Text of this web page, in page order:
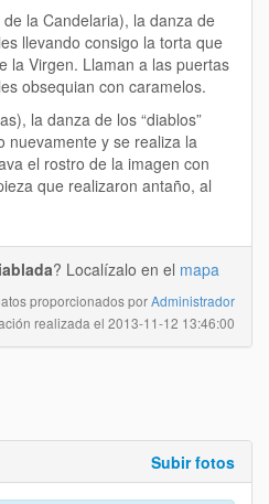
la Candelaria), la danza de
llevando consigo la torta que
la Virgen. Llaman a las puertas
obsequian con caramelos.
la danza de los “diablos”
nuevamente y se realiza la
el rostro de la imagen con
que realizaron antaño, al
? Localízalo en el mapa
proporcionados porAdministrador
realizada el 2013-11-12 13:46:00
Subir fotos